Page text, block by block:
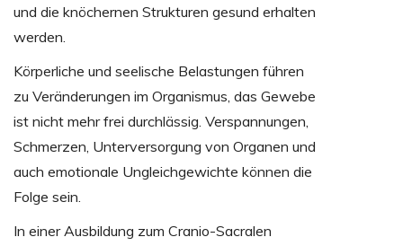
und die knöchernen Strukturen gesund erhalten
werden.
Körperliche und seelische Belastungen führen
zu Veränderungen im Organismus, das Gewebe
ist nicht mehr frei durchlässig. Verspannungen,
Schmerzen, Unterversorgung von Organen und
auch emotionale Ungleichgewichte können die
Folge sein.
In einer Ausbildung zum Cranio-Sacralen